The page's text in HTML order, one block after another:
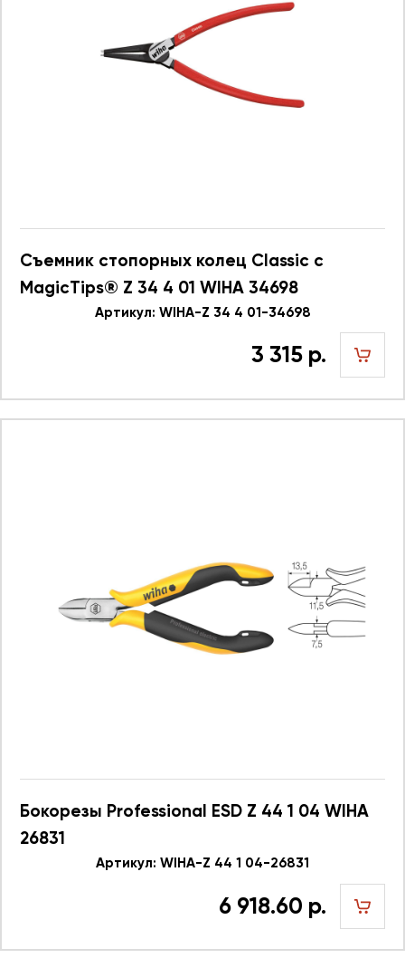
Съемник стопорных колец Classic с
MagicTips® Z 34 4 01 WIHA 34698
Артикул: WIHA-Z 34 4 01-34698
3 315 р.
Бокорезы Professional ESD Z 44 1 04 WIHA
26831
Артикул: WIHA-Z 44 1 04-26831
6 918.60 р.